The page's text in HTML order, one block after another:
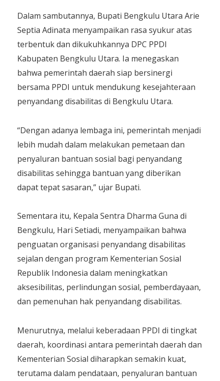
Dalam sambutannya, Bupati Bengkulu Utara Arie
Septia Adinata menyampaikan rasa syukur atas
terbentuk dan dikukuhkannya DPC PPDI
Kabupaten Bengkulu Utara. Ia menegaskan
bahwa pemerintah daerah siap bersinergi
bersama PPDI untuk mendukung kesejahteraan
penyandang disabilitas di Bengkulu Utara.
“Dengan adanya lembaga ini, pemerintah menjadi
lebih mudah dalam melakukan pemetaan dan
penyaluran bantuan sosial bagi penyandang
disabilitas sehingga bantuan yang diberikan
dapat tepat sasaran,” ujar Bupati.
Sementara itu, Kepala Sentra Dharma Guna di
Bengkulu, Hari Setiadi, menyampaikan bahwa
penguatan organisasi penyandang disabilitas
sejalan dengan program Kementerian Sosial
Republik Indonesia dalam meningkatkan
aksesibilitas, perlindungan sosial, pemberdayaan,
dan pemenuhan hak penyandang disabilitas.
Menurutnya, melalui keberadaan PPDI di tingkat
daerah, koordinasi antara pemerintah daerah dan
Kementerian Sosial diharapkan semakin kuat,
terutama dalam pendataan, penyaluran bantuan